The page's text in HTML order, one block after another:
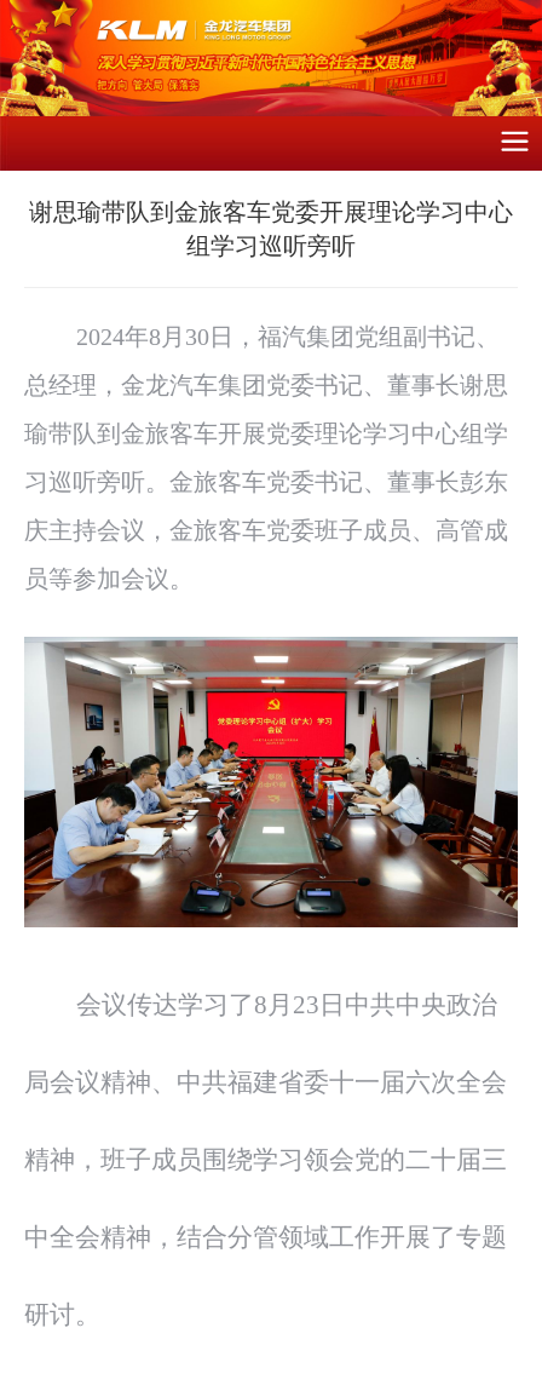
谢思瑜带队到金旅客车党委开展理论学习中心
组学习巡听旁听
2024年8月30日，福汽集团党组副书记、
总经理，金龙汽车集团党委书记、董事长谢思
瑜带队到金旅客车开展党委理论学习中心组学
习巡听旁听。金旅客车党委书记、董事长彭东
庆主持会议，金旅客车党委班子成员、高管成
员等参加会议。
会议传达学习了8月23日中共中央政治
局会议精神、中共福建省委十一届六次全会
精神，班子成员围绕学习领会党的二十届三
中全会精神，结合分管领域工作开展了专题
研讨。